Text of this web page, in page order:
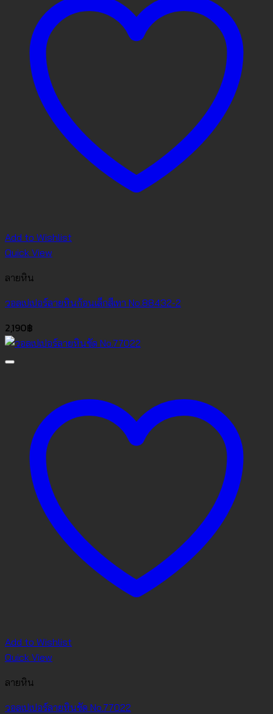
Add to Wishlist
Quick View
ลายหิน
วอลเปเปอร์ลายหินก้อนเล็กสีเทา No.88432-2
2,190฿
Add to Wishlist
Quick View
ลายหิน
วอลเปเปอร์ลายหินขัด No.77022